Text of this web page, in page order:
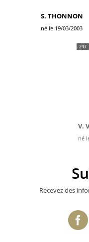
S. THONNON
né le 19/03/2003
247
V.
né
Recevez des